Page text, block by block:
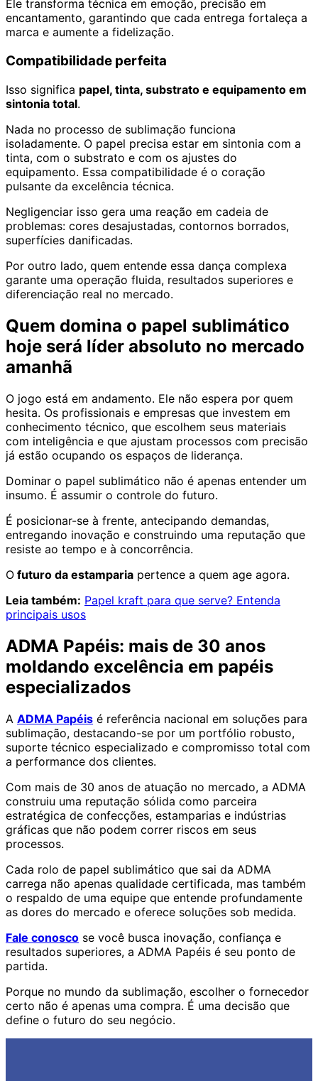
Ele transforma técnica em emoção, precisão em
encantamento, garantindo que cada entrega fortaleça a
marca e aumente a fidelização.
Compatibilidade perfeita
Isso significa papel, tinta, substrato e equipamento em
sintonia total.
Nada no processo de sublimação funciona
isoladamente. O papel precisa estar em sintonia com a
tinta, com o substrato e com os ajustes do
equipamento. Essa compatibilidade é o coração
pulsante da excelência técnica.
Negligenciar isso gera uma reação em cadeia de
problemas: cores desajustadas, contornos borrados,
superfícies danificadas.
Por outro lado, quem entende essa dança complexa
garante uma operação fluida, resultados superiores e
diferenciação real no mercado.
Quem domina o papel sublimático
hoje será líder absoluto no mercado
amanhã
O jogo está em andamento. Ele não espera por quem
hesita. Os profissionais e empresas que investem em
conhecimento técnico, que escolhem seus materiais
com inteligência e que ajustam processos com precisão
já estão ocupando os espaços de liderança.
Dominar o papel sublimático não é apenas entender um
insumo. É assumir o controle do futuro.
É posicionar-se à frente, antecipando demandas,
entregando inovação e construindo uma reputação que
resiste ao tempo e à concorrência.
O futuro da estamparia pertence a quem age agora.
Leia também: Papel kraft para que serve? Entenda
principais usos
ADMA Papéis: mais de 30 anos
moldando excelência em papéis
especializados
A ADMA Papéis é referência nacional em soluções para
sublimação, destacando-se por um portfólio robusto,
suporte técnico especializado e compromisso total com
a performance dos clientes.
Com mais de 30 anos de atuação no mercado, a ADMA
construiu uma reputação sólida como parceira
estratégica de confecções, estamparias e indústrias
gráficas que não podem correr riscos em seus
processos.
Cada rolo de papel sublimático que sai da ADMA
carrega não apenas qualidade certificada, mas também
o respaldo de uma equipe que entende profundamente
as dores do mercado e oferece soluções sob medida.
Fale conosco se você busca inovação, confiança e
resultados superiores, a ADMA Papéis é seu ponto de
partida.
Porque no mundo da sublimação, escolher o fornecedor
certo não é apenas uma compra. É uma decisão que
define o futuro do seu negócio.